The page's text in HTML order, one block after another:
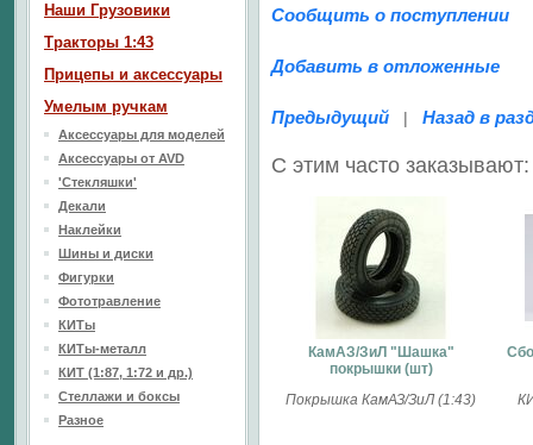
Сообщить о поступлении
Добавить в отложенные
Предыдущий | Назад в
С этим часто заказывают:
КамАЗ/ЗиЛ "Шашка"
покрышки (шт)
Покрышка КамАЗ/ЗиЛ (1:43)
Наши Грузовики
Тракторы 1:43
Прицепы и аксессуары
Умелым ручкам
Аксессуары для моделей
Аксессуары от AVD
'Стекляшки'
Декали
Наклейки
Шины и диски
Фигурки
Фототравление
КИТы
КИТы-металл
КИТ (1:87, 1:72 и др.)
Стеллажи и боксы
Разное